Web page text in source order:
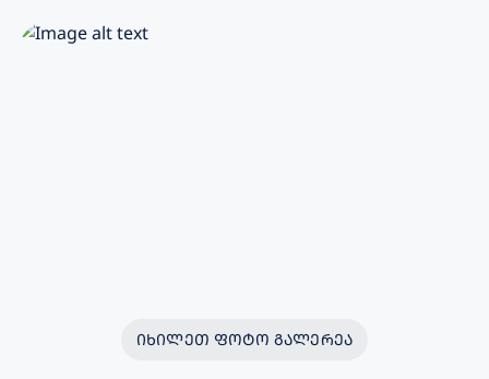
ᲘᲮᲘᲚᲔᲗ ᲤᲝᲢᲝ ᲒᲐᲚᲔᲠᲔᲐ